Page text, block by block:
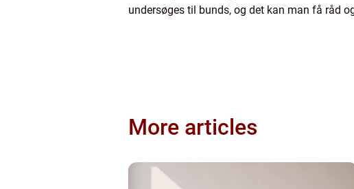
undersøges til bunds, og det kan man få råd
More articles